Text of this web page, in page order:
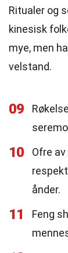
Ritualer og
kinesisk
mye, men
velstand.
09
10
Ofre
ånder.
11
Feng